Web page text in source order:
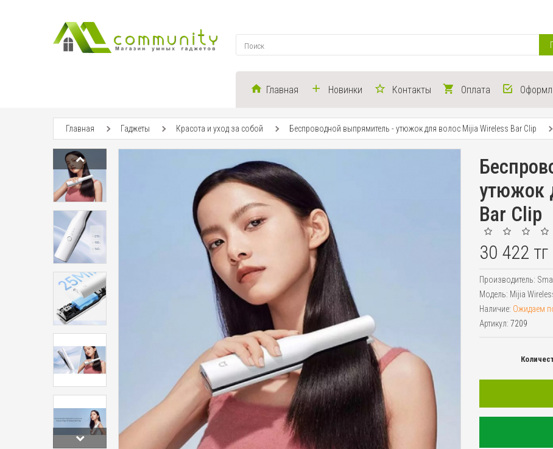
Главная Новинки Контакты Оплата
Главная Гаджеты Красота и уход за собой Беспроводной выпрямитель - утюжок для волос Mijia Wireless Bar Clip
утюжок
Bar Clip
30 422 тг
Производитель:
Модель: Mijia
Наличие: Ожидаем
Артикул: 7209